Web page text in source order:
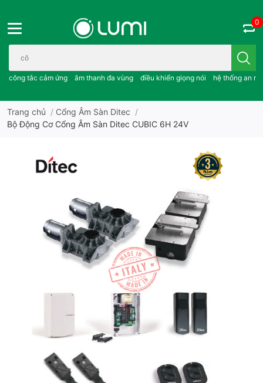
Bạn cần tìm gì..; công tắc cảm ứng..; âm thanh đa vùng ; điều
công tắc cảm ứng âm thanh đa vùng điều khiển giọng nói hệ thống an
0
Trang chủ / Cổng Âm Sàn Ditec /
Bộ Động Cơ Cổng Âm Sàn Ditec CUBIC 6H 24V